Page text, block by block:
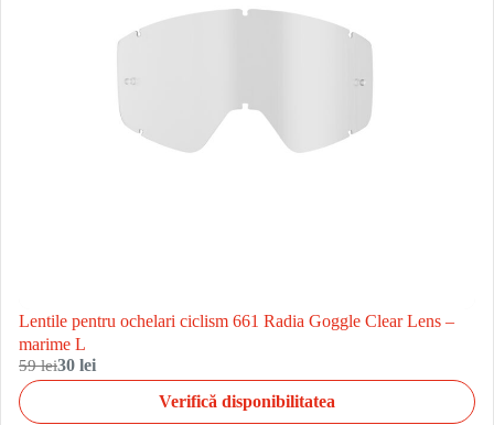
Lentile pentru ochelari ciclism 661 Radia Goggle Clear Lens –
marime L
59 lei30 lei
Verifică disponibilitatea